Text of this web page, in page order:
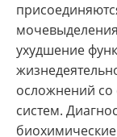
ухудшение
осложнений со
систем.